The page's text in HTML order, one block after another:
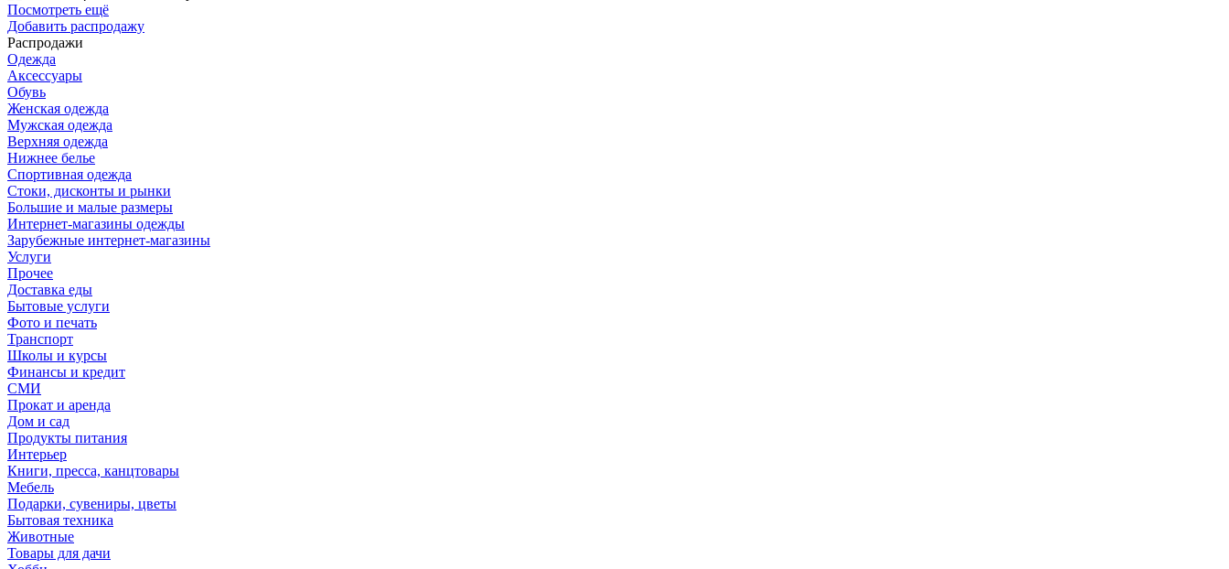
Посмотреть ещё
Добавить распродажу
Распродажи
Одежда
Аксессуары
Обувь
Женская одежда
Мужская одежда
Верхняя одежда
Нижнее белье
Спортивная одежда
Стоки, дисконты и рынки
Большие и малые размеры
Интернет-магазины одежды
Зарубежные интернет-магазины
Услуги
Прочее
Доставка еды
Бытовые услуги
Фото и печать
Транспорт
Школы и курсы
Финансы и кредит
СМИ
Прокат и аренда
Дом и сад
Продукты питания
Интерьер
Книги, пресса, канцтовары
Мебель
Подарки, сувениры, цветы
Бытовая техника
Животные
Товары для дачи